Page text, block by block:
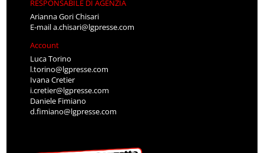
RESPONSABILE DI AGENZIA
Arianna Gori Chisari
E-maila.chisari@lgpresse.com
Account
Luca Torino
l.torino@lgpresse.com
Ivana Cretier
i.cretier@lgpresse.com
Daniele Fimiano
d.fimiano@lgpresse.com